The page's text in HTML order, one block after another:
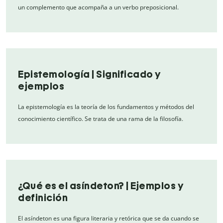
un complemento que acompaña a un verbo preposicional.
Epistemología | Significado y
ejemplos
La epistemología es la teoría de los fundamentos y métodos del
conocimiento científico. Se trata de una rama de la filosofía.
¿Qué es el asíndeton? | Ejemplos y
definición
El asíndeton es una figura literaria y retórica que se da cuando se